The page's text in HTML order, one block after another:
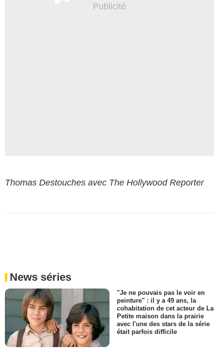
Thomas Destouches avec The Hollywood Reporter
News séries
"Je ne pouvais pas le voir en
peinture" : il y a 49 ans, la
cohabitation de cet acteur de La
Petite maison dans la prairie
avec l'une des stars de la série
était parfois difficile